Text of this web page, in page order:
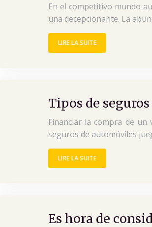
En el competitivo mundo
una decepcionante. La
LIRE LA SUITE
Tipos de
Financiar la compra de un
seguros de automóviles
LIRE LA SUITE
Es hora de